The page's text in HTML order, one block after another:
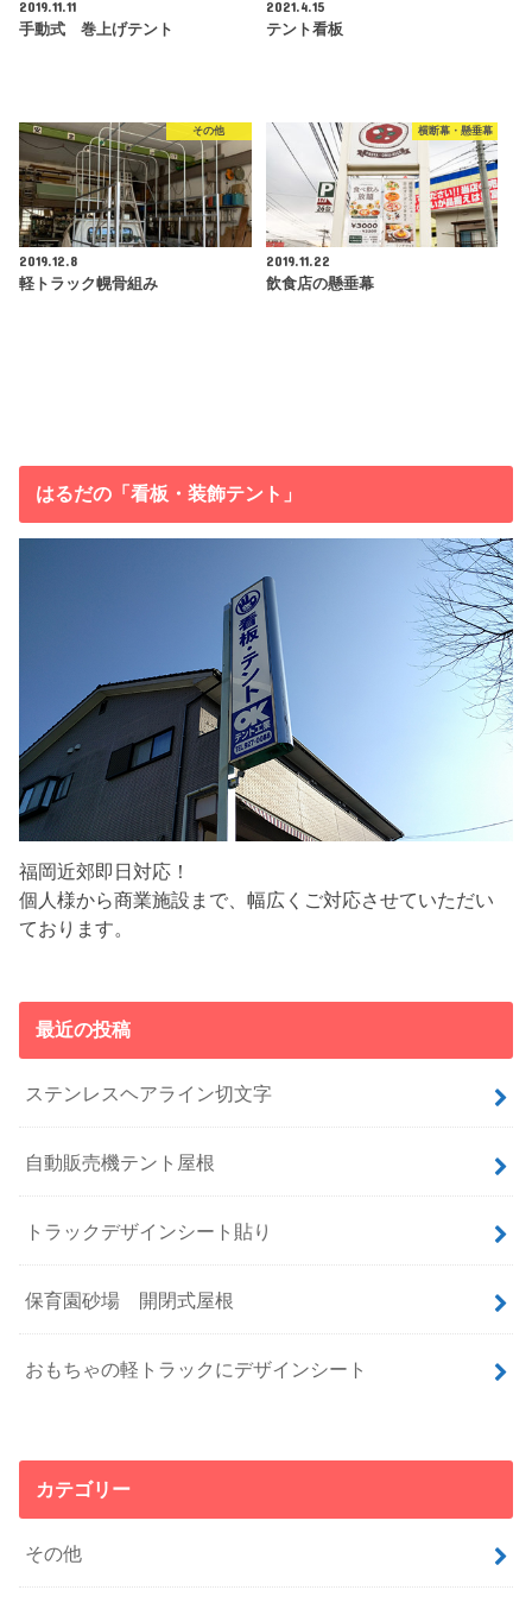
2019.11.11
手動式 巻上げテント
2021.4.15
テント看板
その他
2019.12.8
軽トラック幌骨組み
横断幕・懸垂幕
2019.11.22
飲食店の懸垂幕
はるだの「看板・装飾テント」
福岡近郊即日対応！
個人様から商業施設まで、幅広くご対応させていただい
ております。
最近の投稿
ステンレスヘアライン切文字
自動販売機テント屋根
トラックデザインシート貼り
保育園砂場 開閉式屋根
おもちゃの軽トラックにデザインシート
カテゴリー
その他